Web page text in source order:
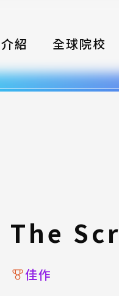
紹 全球院校
The
佳作